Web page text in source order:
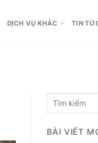
DỊCH VỤ KHÁC TIN
BÀI VIẾT